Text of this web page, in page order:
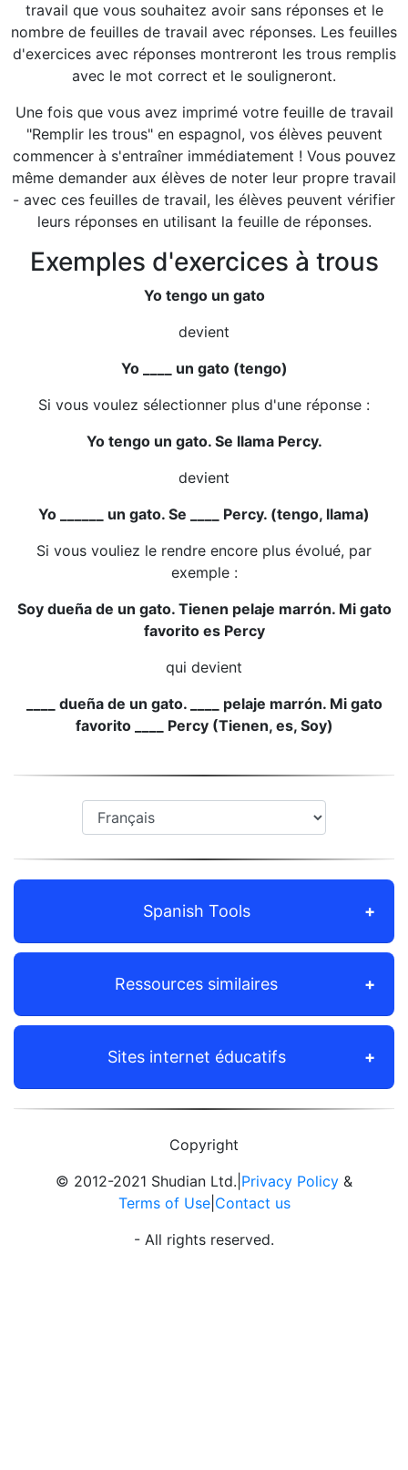
travail que vous souhaitez avoir sans réponses et le
nombre de feuilles de travail avec réponses. Les feuilles
d'exercices avec réponses montreront les trous remplis
avec le mot correct et le souligneront.
Une fois que vous avez imprimé votre feuille de travail
"Remplir les trous" en espagnol, vos élèves peuvent
commencer à s'entraîner immédiatement ! Vous pouvez
même demander aux élèves de noter leur propre travail
- avec ces feuilles de travail, les élèves peuvent vérifier
leurs réponses en utilisant la feuille de réponses.
Exemples d'exercices à trous
Yo tengo un gato
devient
Yo ____ un gato (tengo)
Si vous voulez sélectionner plus d'une réponse :
Yo tengo un gato. Se llama Percy.
devient
Yo ______ un gato. Se ____ Percy. (tengo, llama)
Si vous vouliez le rendre encore plus évolué, par
exemple :
Soy dueña de un gato. Tienen pelaje marrón. Mi gato
favorito es Percy
qui devient
____ dueña de un gato. ____ pelaje marrón. Mi gato
favorito ____ Percy (Tienen, es, Soy)
Spanish Tools
Ressources similaires
Sites internet éducatifs
Copyright
© 2012-2021 Shudian Ltd.| Privacy Policy &
Terms of Use| Contact us
- All rights reserved.